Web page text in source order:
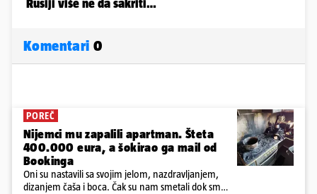
Komentari 0
POREČ
Nijemci mu zapalili apartman. Šteta
400.000 eura, a šokirao ga mail od
Bookinga
Oni su nastavili sa svojim jelom, nazdravljanjem,
dizanjem čaša i boca. Čak su nam smetali dok smo